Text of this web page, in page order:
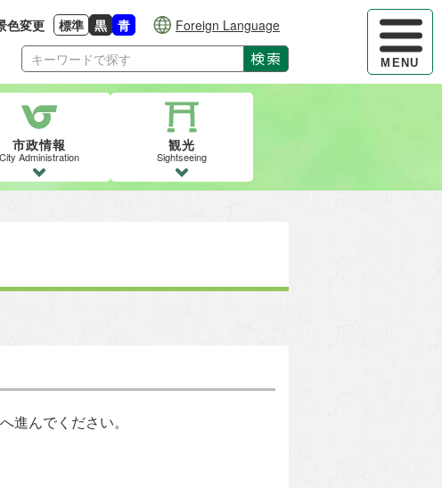
ハンバー
MENU
との大きさに戻す
くする
色変更 標準
背景色の変更：白
黒
背景色の変更：黒
青
背景色の変更：青
Foreign Language
検索
市政情報
City Administration
観光
Sightseeing
進んでください。